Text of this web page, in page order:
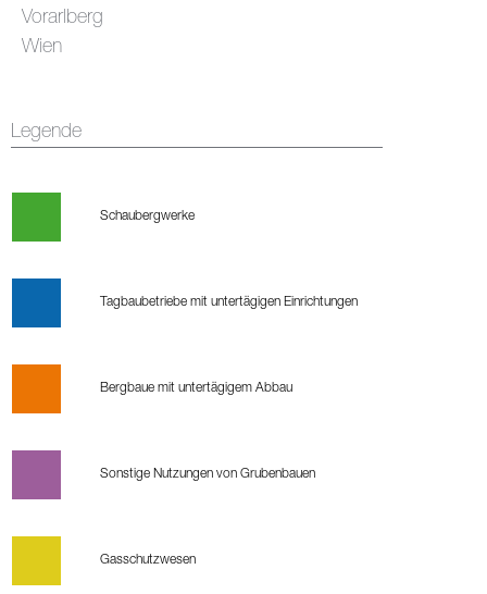
Vorarlberg
Wien
Legende
Schaubergwerke
Tagbaubetriebe mit untertägigen Einrichtungen
Bergbaue mit untertägigem Abbau
Sonstige Nutzungen von Grubenbauen
Gasschutzwesen